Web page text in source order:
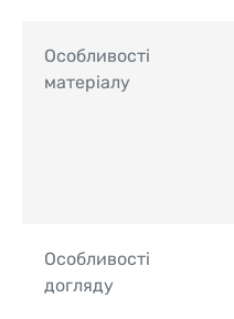
Особливості
матеріалу
Особливості
догляду